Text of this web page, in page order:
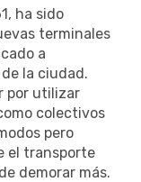
ha sido
terminales
a
la ciudad.
por utilizar
colectivos
pero
el transporte
demorar más.